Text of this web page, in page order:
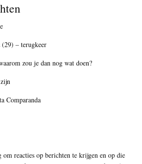
(29) – terugkeer
zou je dan nog wat doen?
Comparanda
om reacties op berichten te krijgen en op die